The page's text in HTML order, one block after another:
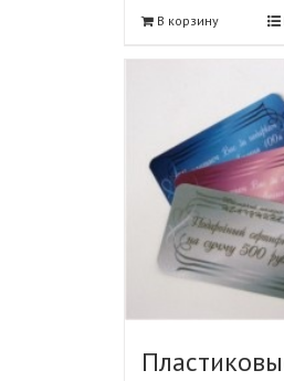
В корзину